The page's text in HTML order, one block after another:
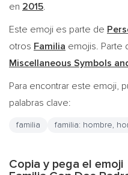
en 2015.
Este emoji es parte de
otros Familia emojis. Parte
Miscellaneous Symbols
Para encontrar este emoji,
palabras clave:
familia familia: hombre,
Copia y pega el emoji